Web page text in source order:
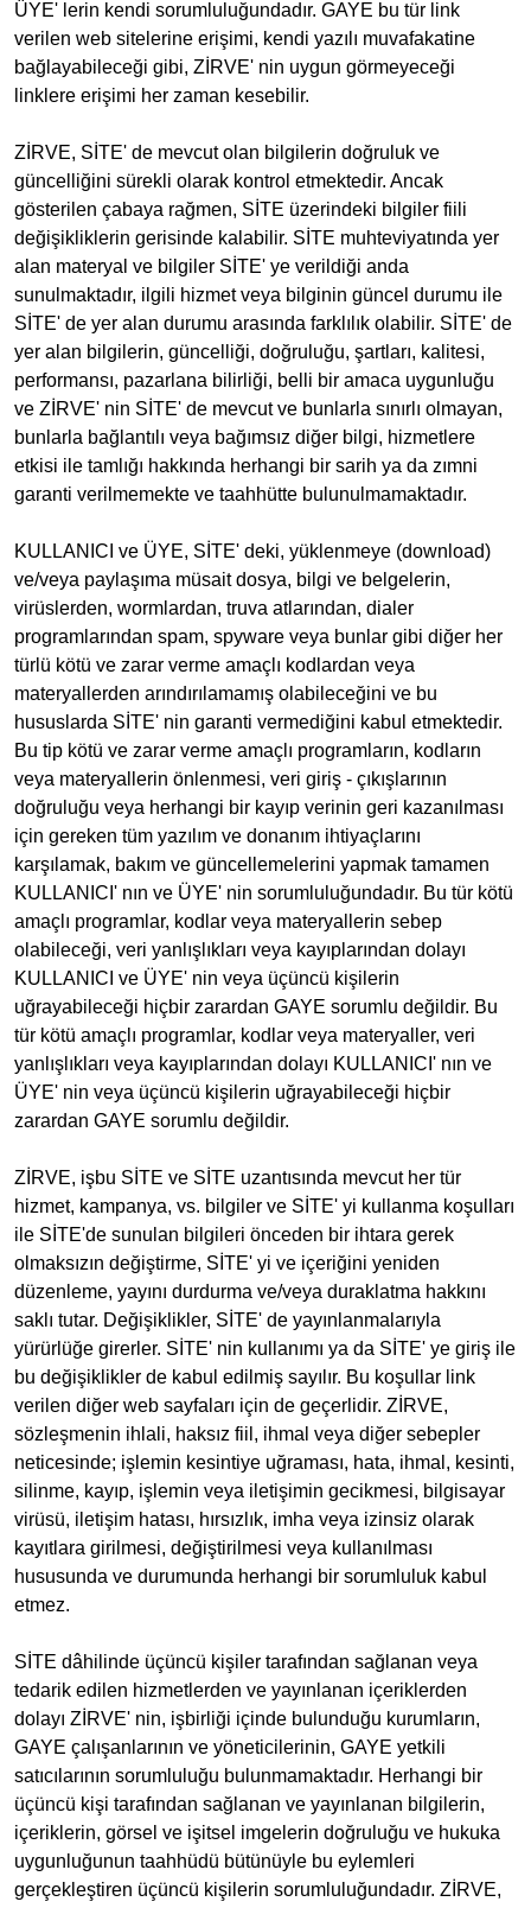
ÜYE' lerin kendi sorumluluğundadır. GAYE bu tür link
verilen web sitelerine erişimi, kendi yazılı muvafakatine
bağlayabileceği gibi, ZİRVE' nin uygun görmeyeceği
linklere erişimi her zaman kesebilir.
ZİRVE, SİTE' de mevcut olan bilgilerin doğruluk ve
güncelliğini sürekli olarak kontrol etmektedir. Ancak
gösterilen çabaya rağmen, SİTE üzerindeki bilgiler fiili
değişikliklerin gerisinde kalabilir. SİTE muhteviyatında yer
alan materyal ve bilgiler SİTE' ye verildiği anda
sunulmaktadır, ilgili hizmet veya bilginin güncel durumu ile
SİTE' de yer alan durumu arasında farklılık olabilir. SİTE' de
yer alan bilgilerin, güncelliği, doğruluğu, şartları, kalitesi,
performansı, pazarlana bilirliği, belli bir amaca uygunluğu
ve ZİRVE' nin SİTE' de mevcut ve bunlarla sınırlı olmayan,
bunlarla bağlantılı veya bağımsız diğer bilgi, hizmetlere
etkisi ile tamlığı hakkında herhangi bir sarih ya da zımni
garanti verilmemekte ve taahhütte bulunulmamaktadır.
KULLANICI ve ÜYE, SİTE' deki, yüklenmeye (download)
ve/veya paylaşıma müsait dosya, bilgi ve belgelerin,
virüslerden, wormlardan, truva atlarından, dialer
programlarından spam, spyware veya bunlar gibi diğer her
türlü kötü ve zarar verme amaçlı kodlardan veya
materyallerden arındırılamamış olabileceğini ve bu
hususlarda SİTE' nin garanti vermediğini kabul etmektedir.
Bu tip kötü ve zarar verme amaçlı programların, kodların
veya materyallerin önlenmesi, veri giriş - çıkışlarının
doğruluğu veya herhangi bir kayıp verinin geri kazanılması
için gereken tüm yazılım ve donanım ihtiyaçlarını
karşılamak, bakım ve güncellemelerini yapmak tamamen
KULLANICI' nın ve ÜYE' nin sorumluluğundadır. Bu tür kötü
amaçlı programlar, kodlar veya materyallerin sebep
olabileceği, veri yanlışlıkları veya kayıplarından dolayı
KULLANICI ve ÜYE' nin veya üçüncü kişilerin
uğrayabileceği hiçbir zarardan GAYE sorumlu değildir. Bu
tür kötü amaçlı programlar, kodlar veya materyaller, veri
yanlışlıkları veya kayıplarından dolayı KULLANICI' nın ve
ÜYE' nin veya üçüncü kişilerin uğrayabileceği hiçbir
zarardan GAYE sorumlu değildir.
ZİRVE, işbu SİTE ve SİTE uzantısında mevcut her tür
hizmet, kampanya, vs. bilgiler ve SİTE' yi kullanma koşulları
ile SİTE'de sunulan bilgileri önceden bir ihtara gerek
olmaksızın değiştirme, SİTE' yi ve içeriğini yeniden
düzenleme, yayını durdurma ve/veya duraklatma hakkını
saklı tutar. Değişiklikler, SİTE' de yayınlanmalarıyla
yürürlüğe girerler. SİTE' nin kullanımı ya da SİTE' ye giriş ile
bu değişiklikler de kabul edilmiş sayılır. Bu koşullar link
verilen diğer web sayfaları için de geçerlidir. ZİRVE,
sözleşmenin ihlali, haksız fiil, ihmal veya diğer sebepler
neticesinde; işlemin kesintiye uğraması, hata, ihmal, kesinti,
silinme, kayıp, işlemin veya iletişimin gecikmesi, bilgisayar
virüsü, iletişim hatası, hırsızlık, imha veya izinsiz olarak
kayıtlara girilmesi, değiştirilmesi veya kullanılması
hususunda ve durumunda herhangi bir sorumluluk kabul
etmez.
SİTE dâhilinde üçüncü kişiler tarafından sağlanan veya
tedarik edilen hizmetlerden ve yayınlanan içeriklerden
dolayı ZİRVE' nin, işbirliği içinde bulunduğu kurumların,
GAYE çalışanlarının ve yöneticilerinin, GAYE yetkili
satıcılarının sorumluluğu bulunmamaktadır. Herhangi bir
üçüncü kişi tarafından sağlanan ve yayınlanan bilgilerin,
içeriklerin, görsel ve işitsel imgelerin doğruluğu ve hukuka
uygunluğunun taahhüdü bütünüyle bu eylemleri
gerçekleştiren üçüncü kişilerin sorumluluğundadır. ZİRVE,